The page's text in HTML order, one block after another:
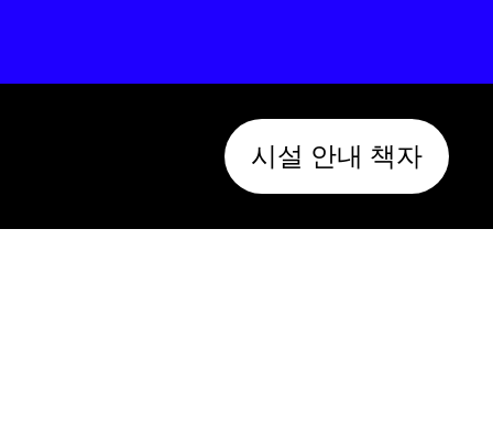
시설 안내 책자